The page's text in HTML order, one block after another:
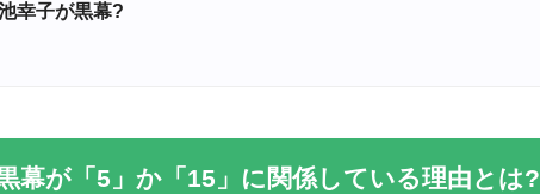
幸子が黒幕?
幕が「5」か「15」に関係している理由とは?